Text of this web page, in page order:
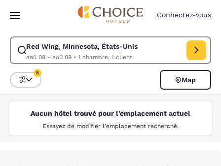
Passer à Contenu Principal
Connectez-vous
Red Wing, Minnesota, États-Unis
aoû 08 - aoû 09• 1 chambre, 1 client
Modifiez la recherche pour Red Wing, Minnesota, États-Unis. Date
Trier et filtrer
5
Map
Aucun hôtel trouvé pour l’emplacement actuel
Essayez de modifier l’emplacement recherché.